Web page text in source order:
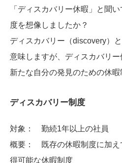
「ディスカバリー休暇」と聞
度を想像しましたか？
ディスカバリー（discovery）
意味しますが、ディスカバリー
新たな自分の発見のための休暇
ディスカバリー制度
対象： 勤続1年以上の社員
概要： 既存の休暇制度に加え
得可能な休暇制度